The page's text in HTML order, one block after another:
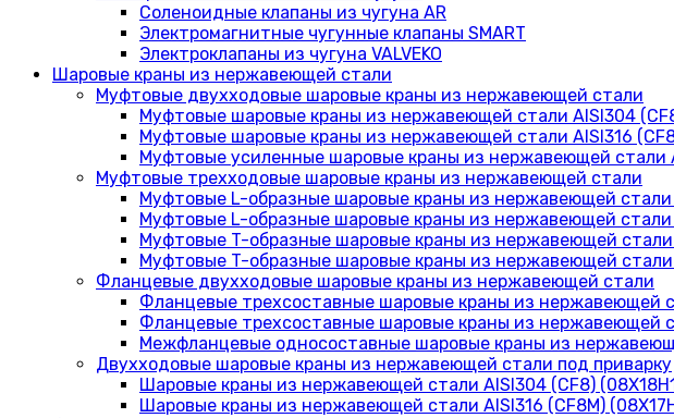
Соленоидные клапаны из чугуна AR
Электромагнитные чугунные клапаны SMART
Электроклапаны из чугуна VALVEKO
Шаровые краны из нержавеющей стали
Муфтовые двухходовые шаровые краны из нержавеющей стали
Муфтовые шаровые краны из нержавеющей стали AISI304
Муфтовые шаровые краны из нержавеющей стали AISI316
Муфтовые усиленные шаровые краны из нержавеющей стали
Муфтовые трехходовые шаровые краны из нержавеющей стали
Муфтовые L-образные шаровые краны из нержавеющей стали
Муфтовые L-образные шаровые краны из нержавеющей стали
Муфтовые T-образные шаровые краны из нержавеющей стали
Муфтовые T-образные шаровые краны из нержавеющей стали
Фланцевые двухходовые шаровые краны из нержавеющей стали
Фланцевые трехсоставные шаровые краны из нержавеющей
Фланцевые трехсоставные шаровые краны из нержавеющей
Межфланцевые односоставные шаровые краны из
Двухходовые шаровые краны из нержавеющей стали под приварку
Шаровые краны из нержавеющей стали AISI304 (CF8)
Шаровые краны из нержавеющей стали AISI316 (CF8M)